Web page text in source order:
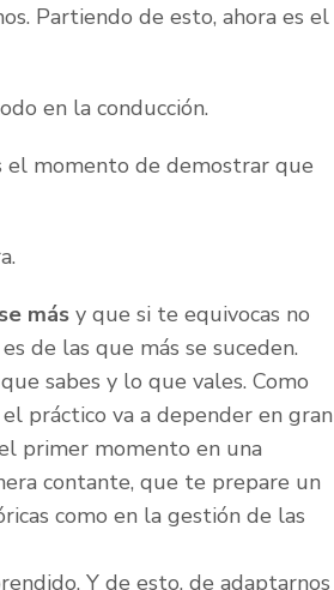
Partiendo de esto, ahora es el
en la conducción.
el momento de demostrar que
másy que si te equivocas no
de las que más se suceden.
sabes y lo que vales. Como
práctico va a depender en gran
primer momento en una
contante, que te prepare un
como en la gestión de las
Y de esto, de adaptarnos